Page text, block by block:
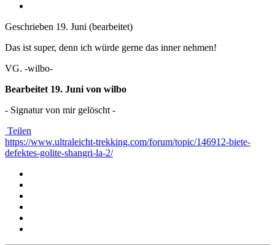
Geschrieben 19. Juni (bearbeitet)
Das ist super, denn ich würde gerne das inner nehmen!
VG. -wilbo-
Bearbeitet 19. Juni von wilbo
- Signatur von mir gelöscht -
Teilen
https://www.ultraleicht-trekking.com/forum/topic/146912-biete-
defektes-golite-shangri-la-2/